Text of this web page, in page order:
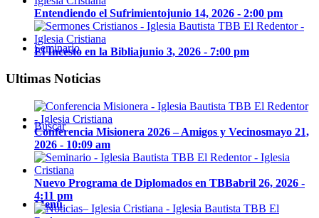
Seminario
Buscar
Menú
Entendiendo el Sufrimientojunio 14, 2026 - 2:00 pm
El Incesto en la Bibliajunio 3, 2026 - 7:00 pm
Ultimas Noticias
Conferencia Misionera 2026 – Amigos y Vecinosmayo 21,
2026 - 10:09 am
Nuevo Programa de Diplomados en TBBabril 26, 2026 -
4:11 pm